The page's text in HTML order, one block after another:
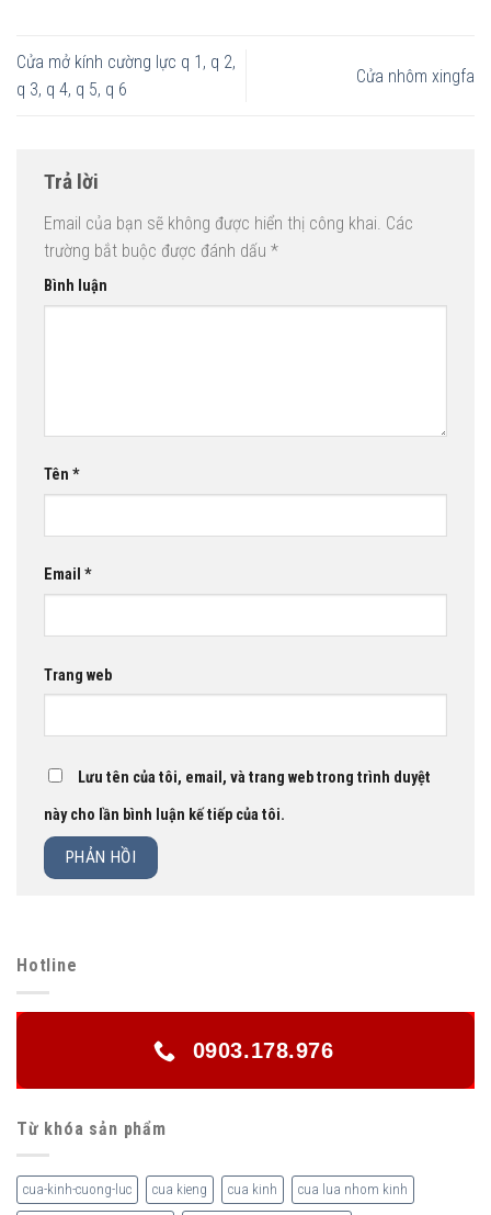
Cửa mở kính cường lực q 1, q 2,
q 3, q 4, q 5, q 6
Cửa nhôm xingfa
Trả lời
Email của bạn sẽ không được hiển thị công khai. Các
trường bắt buộc được đánh dấu *
Bình luận
Tên *
Email *
Trang web
Lưu tên của tôi, email, và trang web trong trình duyệt
này cho lần bình luận kế tiếp của tôi.
Hotline
0903.178.976
Từ khóa sản phẩm
cua-kinh-cuong-luc cua kieng cua kinh cua lua nhom kinh